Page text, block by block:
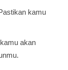
kamu
akan